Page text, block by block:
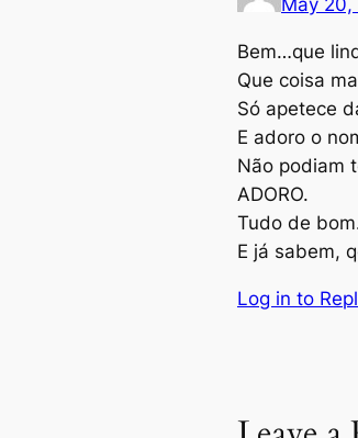
Bem…que
Que coisa
Só apetece
E adoro o
Não podiam
ADORO.
Tudo de
E já sabem,
Log in to